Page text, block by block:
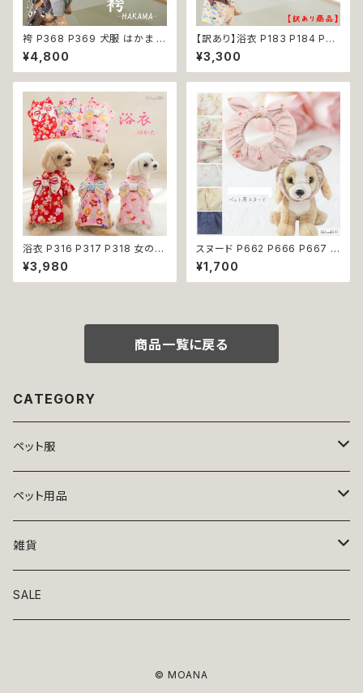
袴 P368 P369 犬服 はかま イ
エロー パープル 和柄 うさぎ リ
ボントップス ボトムス ドッグウェ
ア ドッグ ウェア ドッグウエア 犬
無料 返品交換不可
¥4,800
【訳あり】浴衣 P183 P184 P22
4ドッグウェア 男の子 ブルー イ
エロー ドッグ ウェア ドッグウエ
ア 犬 猫 ペット 服 犬服 和装 和
ウェーブ 青海波 小型犬 子犬 仔
犬
¥3,300
浴衣 P316 P317 P318 女の子
レッド ベビー ピンク ドッグ ウェ
ア ドッグウエア 犬 猫 ペット 服
犬服 猫服 犬の服 猫の服 和装
¥3,980
スヌード P662 P666 P667 P
670 P673 P674 P765 カチ
ューシャ 花柄 小花柄 バラ 薔薇
無地 濡れ防止 汚れ防止 ドッグ
い 小型犬 返品交換不可
¥1,700
商品一覧に戻る
CATEGORY
ペット服
トップス
ニット
アロハ
ボトムス
ワンピース
ペット用品
ベッド
リード・首輪
雑貨
アート
SALE
© MOANA